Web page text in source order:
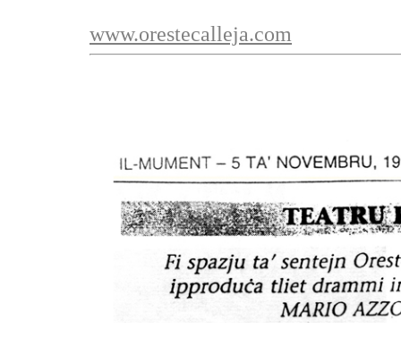
www.orestecalleja.com